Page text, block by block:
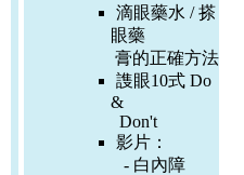
滴眼藥水 / 搽
眼藥
膏的正確方法
謢眼10式 Do
&
Don't
影片：
- 白內障